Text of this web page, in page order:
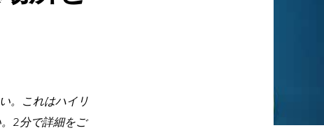
。これはハイリ
2分で詳細をご